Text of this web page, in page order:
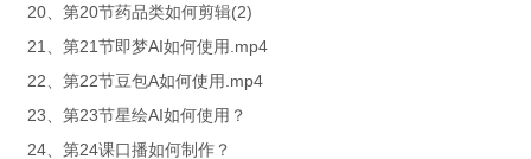
20、第20节药品类如何剪辑(2)
21、第21节即梦AI如何使用.mp4
22、第22节豆包A如何使用.mp4
23、第23节星绘AI如何使用？
24、第24课口播如何制作？